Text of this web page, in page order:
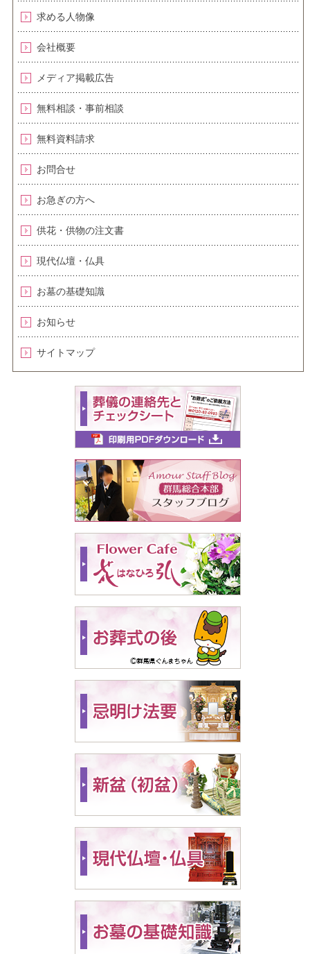
求める人物像
会社概要
メディア掲載広告
無料相談・事前相談
無料資料請求
お問合せ
お急ぎの方へ
供花・供物の注文書
現代仏壇・仏具
お墓の基礎知識
お知らせ
サイトマップ